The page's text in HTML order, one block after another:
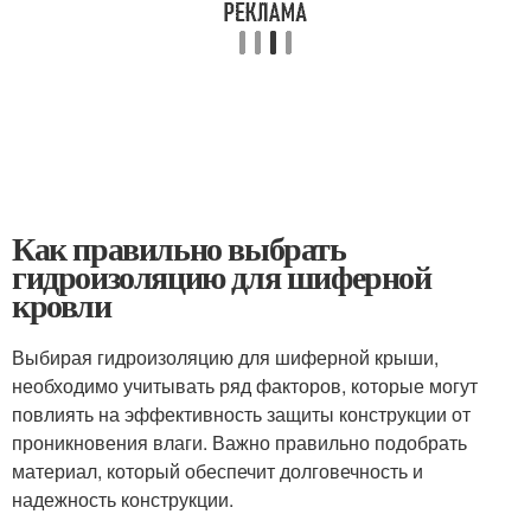
Как правильно выбрать
гидроизоляцию для шиферной
кровли
Выбирая гидроизоляцию для шиферной крыши,
необходимо учитывать ряд факторов, которые могут
повлиять на эффективность защиты конструкции от
проникновения влаги. Важно правильно подобрать
материал, который обеспечит долговечность и
надежность конструкции.